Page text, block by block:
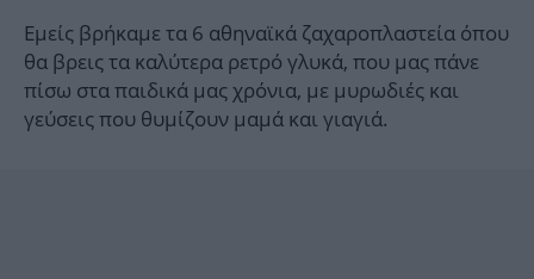
Εμείς βρήκαμε τα 6 αθηναϊκά ζαχαροπλαστεία όπου
θα βρεις τα καλύτερα ρετρό γλυκά, που μας πάνε
πίσω στα παιδικά μας χρόνια, με μυρωδιές και
γεύσεις που θυμίζουν μαμά και γιαγιά.